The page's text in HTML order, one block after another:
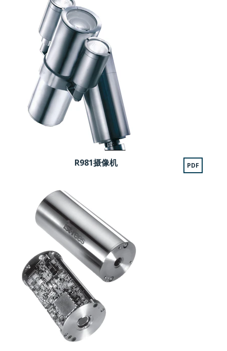
R981摄像机 PDF